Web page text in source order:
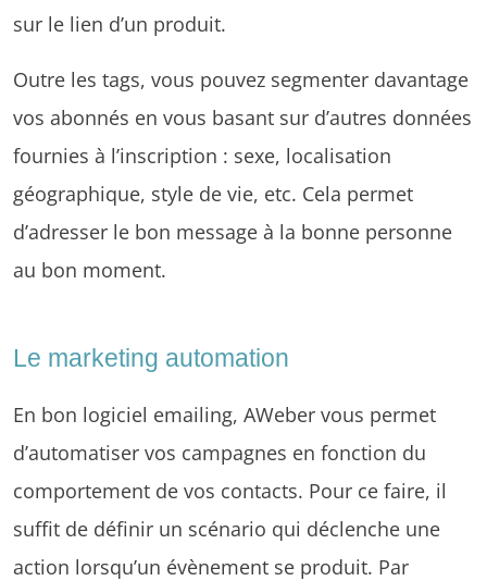
sur le lien d’un produit.
Outre les tags, vous pouvez segmenter davantage
vos abonnés en vous basant sur d’autres données
fournies à l’inscription : sexe, localisation
géographique, style de vie, etc. Cela permet
d’adresser le bon message à la bonne personne
au bon moment.
Le marketing automation
En bon logiciel emailing, AWeber vous permet
d’automatiser vos campagnes en fonction du
comportement de vos contacts. Pour ce faire, il
suffit de définir un scénario qui déclenche une
action lorsqu’un évènement se produit. Par